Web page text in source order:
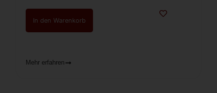
In den Warenkorb
Mehr erfahren